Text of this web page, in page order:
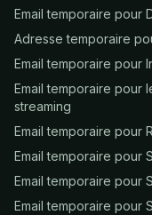
Email temporaire pour
Adresse temporaire
Email temporaire pour
Email temporaire pour
streaming
Email temporaire pour
Email temporaire pour
Email temporaire pour
Email temporaire pour